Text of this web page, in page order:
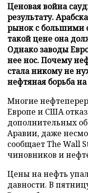
Ценовая война
результату.
рынок с большими
такой цене она
Однако заводы
нее нос. Почему
стала никому не
нефтяная борьба
Многие
Европе и США
дополнительных
Аравии, даже
сообщает The Wall
чиновников и
Цены на нефть
давности. В